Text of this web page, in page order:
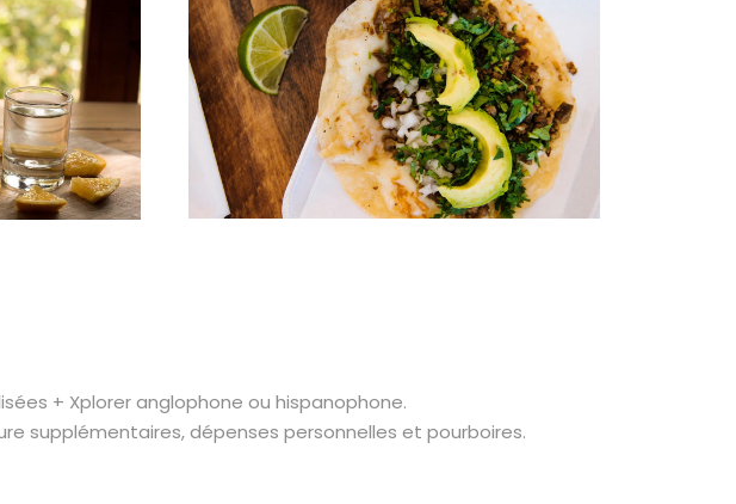
+ Xplorer anglophone ou hispanophone.
supplémentaires, dépenses personnelles et pourboires.